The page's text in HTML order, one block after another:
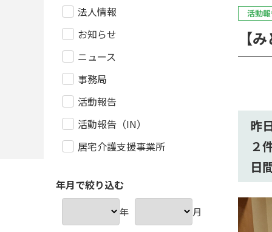
活動
【
昨
２
日
法人情報
お知らせ
ニュース
事務局
活動報告
活動報告（IN）
居宅介護支援事業所
年月で絞り込む
年 月